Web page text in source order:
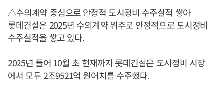
△수의계약 중심으로 안정적 도시정비 수주실적 쌓아
롯데건설은 2025년 수의계약 위주로 안정적으로 도시정비
수주실적을 쌓고 있다.
2025년 들어 10월 초 현재까지 롯데건설은 도시정비 시장
에서 모두 2조9521억 원어치를 수주했다.